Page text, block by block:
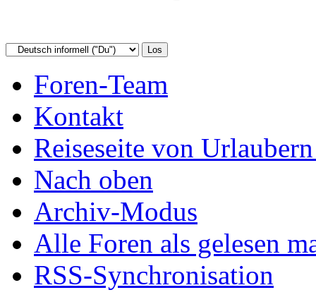
Foren-Team
Kontakt
Reiseseite von
Nach oben
Archiv-Modus
Alle Foren als gelesen
RSS-Synchronisation